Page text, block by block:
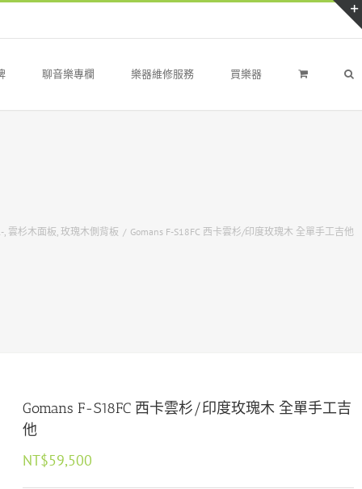
聊音樂專欄 樂器維修服務 買樂器
, 雲杉木面板, 玫瑰木側背板 / Gomans F-S18FC 西卡雲杉/印度玫瑰木 全單手工吉他
Gomans F-S18FC 西卡雲杉/印度玫瑰木 全單手工吉
他
NT$59,500